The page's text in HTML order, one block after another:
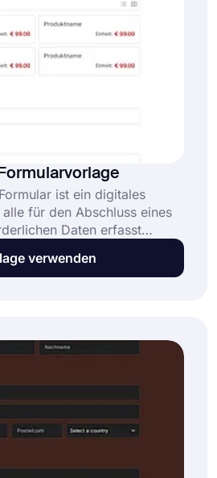
ist ein digitales
für den Abschluss eines
Daten erfasst
Mengen,
Diese kostenlose und
verwenden